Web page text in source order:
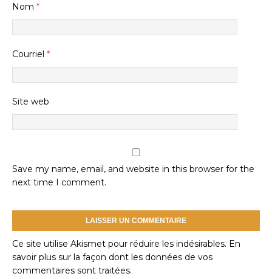
Nom *
Courriel *
Site web
Save my name, email, and website in this browser for the
next time I comment.
Ce site utilise Akismet pour réduire les indésirables. En
savoir plus sur la façon dont les données de vos
commentaires sont traitées.